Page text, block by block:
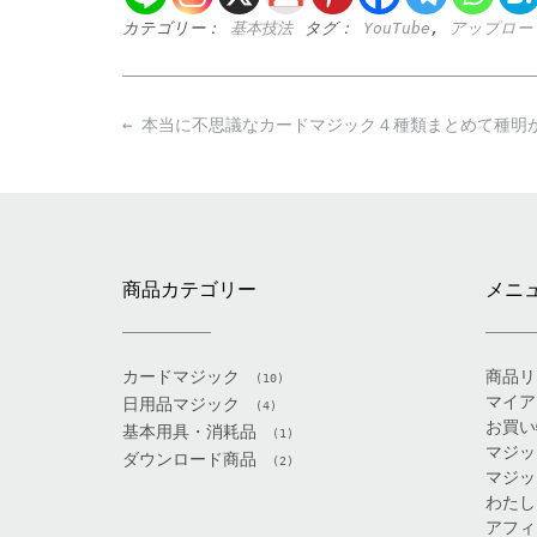
カテゴリー： 基本技法 タグ： YouTube , アップロー
Post
← 本当に不思議なカードマジック４種類まとめて種明
商品カテゴリー
カードマジック (10)
日用品マジック (4)
基本用具・消耗品 (1)
ダウンロード商品 (2)
メニ
商品
マイ
お買
マジ
マジ
わた
アフ